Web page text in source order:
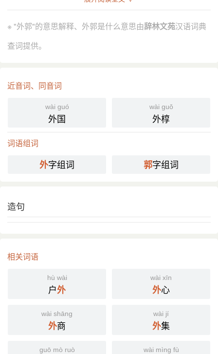
《魏书·萧衍传》：“衍 将 姜庆真 袭陷 寿春 外郭，州
《明史·王杼传》：“筑京城外郭，修 通州城。”
分字解释
外 郭
※ "外郭"的意思解释、外郭是什么意思由辞林文苑汉语词典
查词提供。
近音词、同音词
wài guó
外国
wài guǒ
外椁
词语组词
外字组词 郭字组词
造句
相关词语
hù wài
户外
wài xīn
外心
wài shāng
外商
wài jí
外集
guō mò ruò wài mìng fù